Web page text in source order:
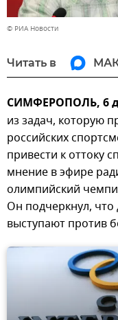
© РИА Новости
Читать в
СИМФЕРОПОЛЬ, 6
из задач, которую
российских
привести к оттоку
мнение в эфире
олимпийский
Он подчеркнул,
выступают против